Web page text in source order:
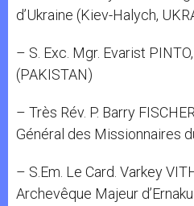
d’Ukraine (Kiev-Halych,
– S. Exc. Mgr. Evarist
(PAKISTAN)
– Très Rév. P. Barry
Général des Missionnaires
– S.Em. Le Card. Varkey
Archevêque Majeur